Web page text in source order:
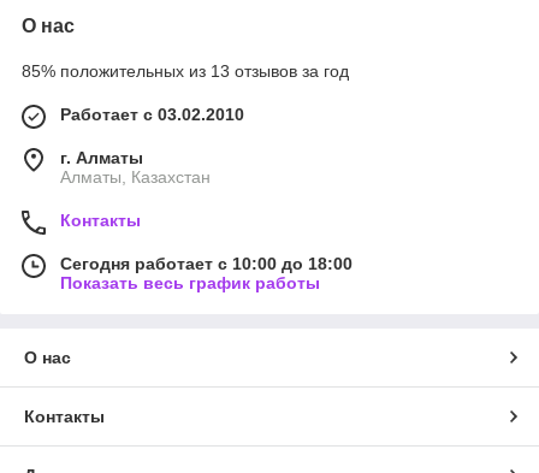
О нас
85% положительных из 13 отзывов за год
Работает с 03.02.2010
г. Алматы
Алматы, Казахстан
Контакты
Сегодня работает с 10:00 до 18:00
Показать весь график работы
О нас
Контакты